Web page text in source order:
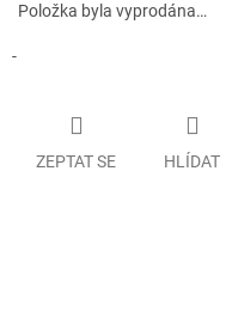
Položka byla vyprodána…
-
ZEPTAT SE HLÍDAT